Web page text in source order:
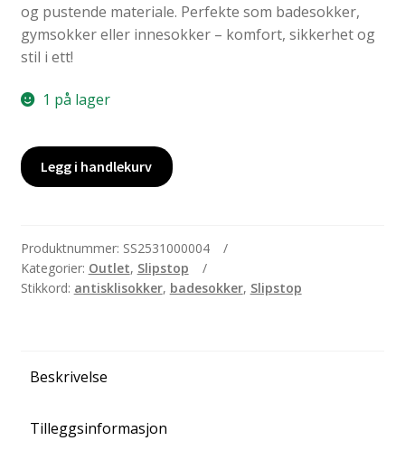
og pustende materiale. Perfekte som badesokker,
gymsokker eller innesokker – komfort, sikkerhet og
stil i ett!
1 på lager
Slipstop
Big
-
badesokker,
str.
Legg i handlekurv
Produktnummer: SS2531000004
Kategorier: Outlet, Slipstop
Stikkord: antisklisokker, badesokker, Slipstop
Beskrivelse
Tilleggsinformasjon